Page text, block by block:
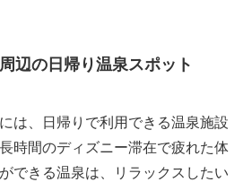
辺の日帰り温泉スポット
は、日帰りで利用できる温泉施設
時間のディズニー滞在で疲れた体
できる温泉は、リラックスしたい